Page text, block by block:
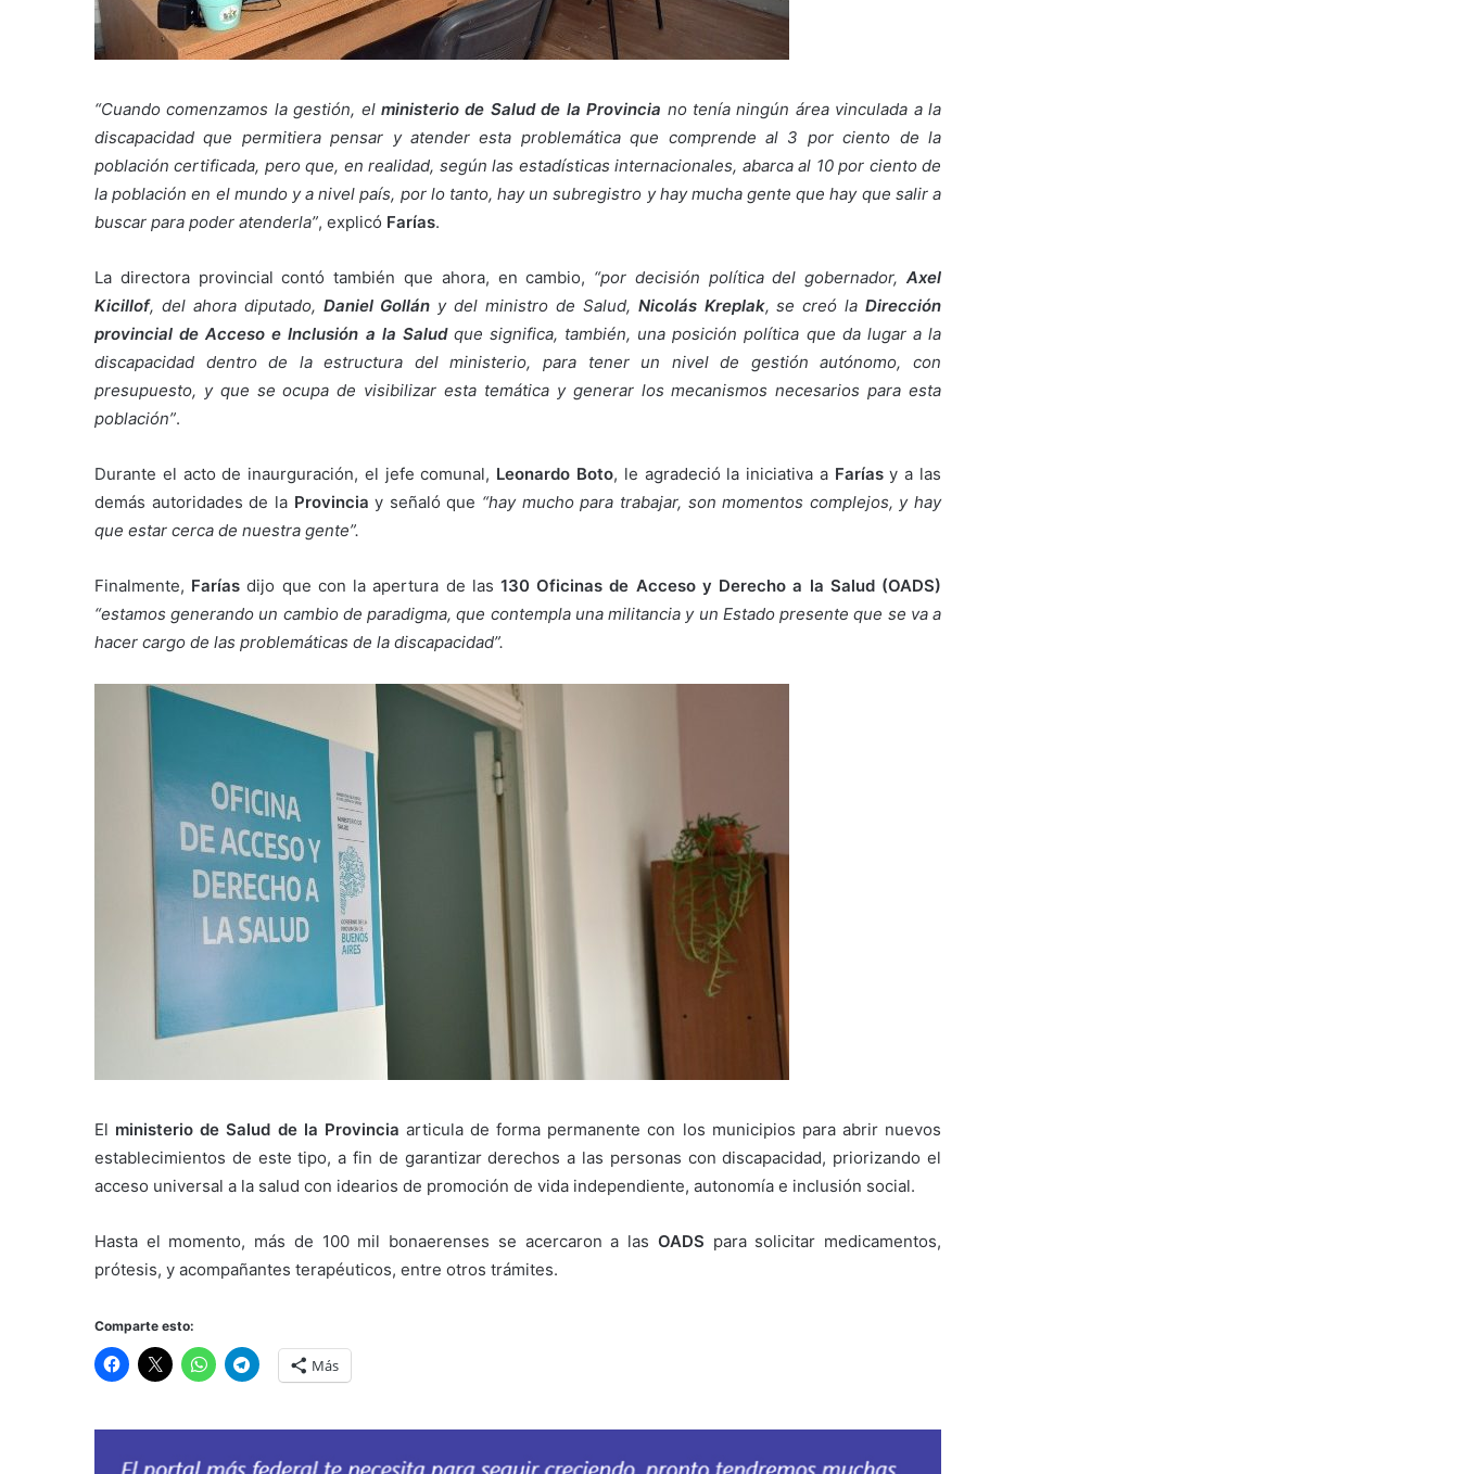
“Cuando comenzamos la gestión, elministerio de Salud de la Provincia no tenía ningún área vinculada a la
discapacidad que permitiera pensar y atender esta problemática que comprende al 3 por ciento de la
población certificada, pero que, en realidad, según las estadísticas internacionales, abarca al 10 por ciento de
la población en el mundo y a nivel país, por lo tanto, hay un subregistro y hay mucha gente que hay que salir a
buscar para poder atenderla”, explicó Farías.
La directora provincial contó también que ahora, en cambio, “por decisión política del gobernador,Axel
Kicillof, del ahora diputado, Daniel Gollán y del ministro de Salud, Nicolás Kreplak, se creó la Dirección
provincial de Acceso e Inclusión a la Saludque significa, también, una posición política que da lugar a la
discapacidad dentro de la estructura del ministerio, para tener un nivel de gestión autónomo, con
presupuesto, y que se ocupa de visibilizar esta temática y generar los mecanismos necesarios para esta
población”.
Durante el acto de inaurguración, el jefe comunal, Leonardo Boto, le agradeció la iniciativa a Faríasy a las
demás autoridades de la Provincia y señaló que “hay mucho para trabajar, son momentos complejos, y hay
que estar cerca de nuestra gente”.
Finalmente, Farías dijo que con la apertura de las130 Oficinas de Acceso y Derecho a la Salud (OADS)
“estamos generando un cambio de paradigma, que contempla una militancia y un Estado presente que se va a
hacer cargo de las problemáticas de la discapacidad”.
El ministerio de Salud de la Provincia articula de forma permanente con los municipios para abrir nuevos
establecimientos de este tipo, a fin de garantizar derechos a las personas con discapacidad, priorizando el
acceso universal a la salud con idearios de promoción de vida independiente, autonomía e inclusión social.
Hasta el momento, más de 100 mil bonaerenses se acercaron a las OADS para solicitar medicamentos,
prótesis, y acompañantes terapéuticos, entre otros trámites.
Comparte esto:
Más